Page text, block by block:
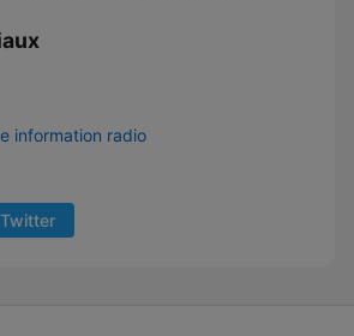
information radio
Twitter